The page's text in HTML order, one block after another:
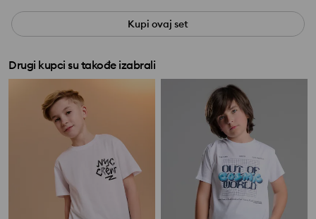
Kupi ovaj set
Drugi kupci su takođe izabrali